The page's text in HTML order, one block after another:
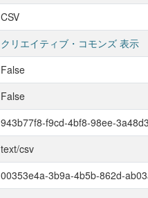
CSV
クリエイティブ・コモンズ 表示
False
False
943b77f8-f9cd-4bf8-98ee-
text/csv
00353e4a-3b9a-4b5b-862d-